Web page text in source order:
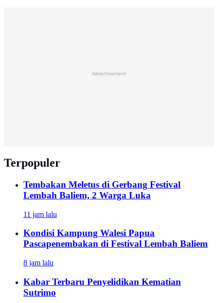
Advertisement
Terpopuler
Tembakan Meletus di Gerbang Festival
Lembah Baliem, 2 Warga Luka
11 jam lalu
Kondisi Kampung Walesi Papua
Pascapenembakan di Festival Lembah Baliem
8 jam lalu
Kabar Terbaru Penyelidikan Kematian
Sutrimo